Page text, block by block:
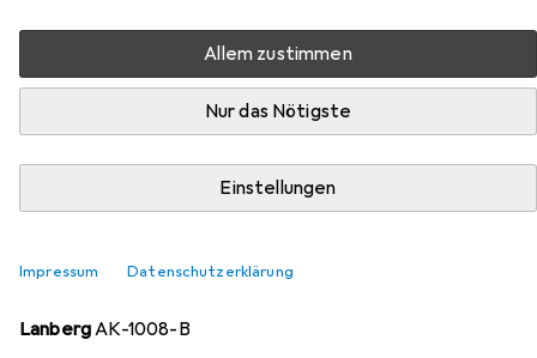
Allem zustimmen
Nur das Nötigste
Einstellungen
Impressum Datenschutzerklärung
Produktliste
Serverschrank Zubehör
LanbergAK-1008-B